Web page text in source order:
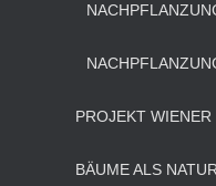
PROJEKT WIENER
BÄUME ALS